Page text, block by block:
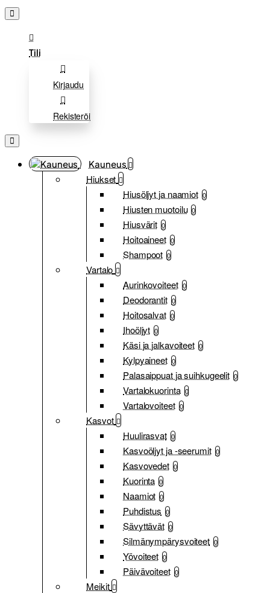
Tili
Kirjaudu
Rekisteröi
Kauneus
Hiukset
Hiusöljyt ja naamiot 0
Hiusten muotoilu 0
Hiusvärit 0
Hoitoaineet 0
Shampoot 0
Vartalo
Aurinkovoiteet 0
Deodorantit 0
Hoitosalvat 0
Ihoöljyt 0
Käsi ja jalkavoiteet 0
Kylpyaineet 0
Palasaippuat ja suihkugeelit 0
Vartalokuorinta 0
Vartalovoiteet 0
Kasvot
Huulirasvat 0
Kasvoöljyt ja -seerumit 0
Kasvovedet 0
Kuorinta 0
Naamiot 0
Puhdistus 0
Sävyttävät 0
Silmänympärysvoiteet 0
Yövoiteet 0
Päivävoiteet 0
Meikit